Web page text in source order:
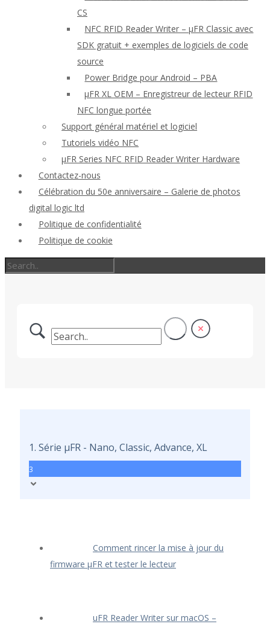
CS
NFC RFID Reader Writer – μFR Classic avec
SDK gratuit + exemples de logiciels de code
source
Power Bridge pour Android – PBA
μFR XL OEM – Enregistreur de lecteur RFID
NFC longue portée
Support général matériel et logiciel
Tutoriels vidéo NFC
μFR Series NFC RFID Reader Writer Hardware
Contactez-nous
Célébration du 50e anniversaire – Galerie de photos
digital logic ltd
Politique de confidentialité
Politique de cookie
1. Série μFR - Nano, Classic, Advance, XL
3
Comment rincer la mise à jour du
firmware μFR et tester le lecteur
uFR Reader Writer sur macOS –